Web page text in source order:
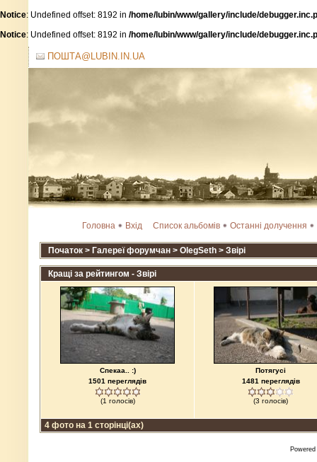
Notice: Undefined offset: 8192 in /home/lubin/www/gallery/include/
Notice: Undefined offset: 8192 in /home/lubin/www/gallery/include/
ПОШТА@LUBIN.IN.UA
Головна Вхід Список альбомів Останні долучення
Початок > Галереї форумчан > OlegSeth > Звірі
Кращі за рейтингом - Звірі
Спекаа.. :)
1501 переглядів
(1 голосів)
Потягусі
1481 переглядів
(3 голосів)
4 фото на 1 сторінці(ах)